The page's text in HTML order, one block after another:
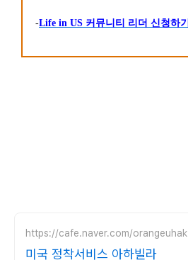
-Life in US 커뮤니티 리더 신청하기
https://cafe.naver.com/orangeuhak
미국 정착서비스 아하빌라